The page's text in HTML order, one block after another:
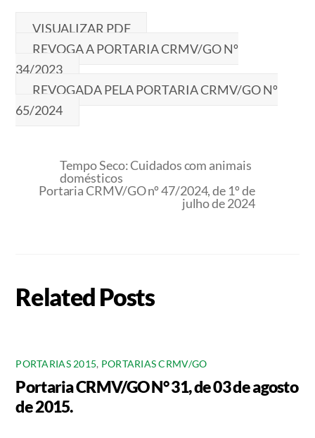
VISUALIZAR PDF
REVOGA A PORTARIA CRMV/GO Nº
34/2023
REVOGADA PELA PORTARIA CRMV/GO Nº
65/2024
Tempo Seco: Cuidados com animais
domésticos
Portaria CRMV/GO nº 47/2024, de 1º de
julho de 2024
Related Posts
PORTARIAS 2015, PORTARIAS CRMV/GO
Portaria CRMV/GO N° 31, de 03 de agosto
de 2015.